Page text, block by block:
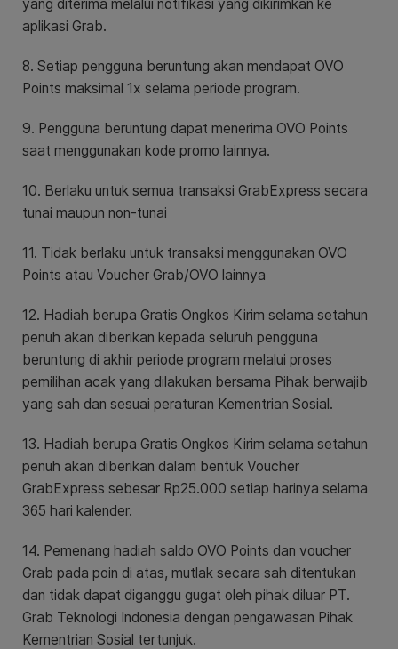
yang diterima melalui notifikasi yang dikirimkan ke
aplikasi Grab.
8. Setiap pengguna beruntung akan mendapat OVO
Points maksimal 1x selama periode program.
9. Pengguna beruntung dapat menerima OVO Points
saat menggunakan kode promo lainnya.
10. Berlaku untuk semua transaksi GrabExpress secara
tunai maupun non-tunai
11. Tidak berlaku untuk transaksi menggunakan OVO
Points atau Voucher Grab/OVO lainnya
12. Hadiah berupa Gratis Ongkos Kirim selama setahun
penuh akan diberikan kepada seluruh pengguna
beruntung di akhir periode program melalui proses
pemilihan acak yang dilakukan bersama Pihak berwajib
yang sah dan sesuai peraturan Kementrian Sosial.
13. Hadiah berupa Gratis Ongkos Kirim selama setahun
penuh akan diberikan dalam bentuk Voucher
GrabExpress sebesar Rp25.000 setiap harinya selama
365 hari kalender.
14. Pemenang hadiah saldo OVO Points dan voucher
Grab pada poin di atas, mutlak secara sah ditentukan
dan tidak dapat diganggu gugat oleh pihak diluar PT.
Grab Teknologi Indonesia dengan pengawasan Pihak
Kementrian Sosial tertunjuk.